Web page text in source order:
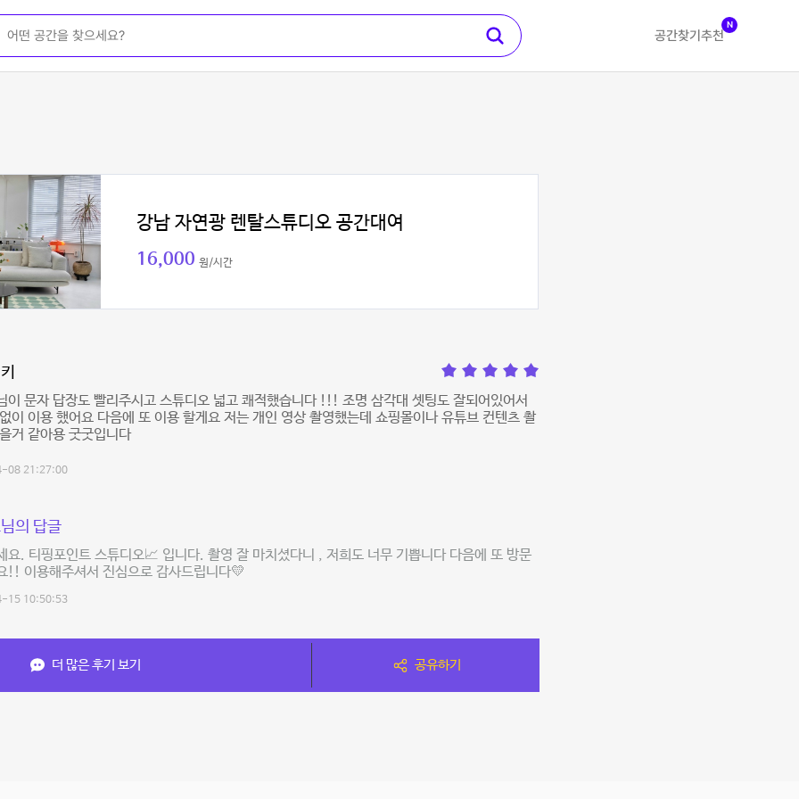
공간찾기 추천
N
강남 자연광 렌탈스튜디오 공간대여
16,000 원/시간
이 문자 답장도 빨리주시고 스튜디오 넓고 쾌적했습니다 !!! 조명 삼각대 셋팅도 잘되어있어서
이 이용 했어요 다음에 또 이용 할게요 저는 개인 영상 촬영했는데 쇼핑몰이나 유튜브 컨텐츠 촬
거 같아용 굿굿입니다
08 21:27:00
의 답글
요. 티핑포인트 스튜디오📈 입니다. 촬영 잘 마치셨다니 , 저희도 너무 기쁩니다 다음에 또 방문
!! 이용해주셔서 진심으로 감사드립니다💛
15 10:50:53
더 많은 후기 보기 공유하기